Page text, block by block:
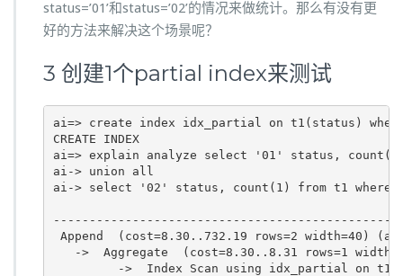
status=’01’和status=’02’的情况来做统计。那么有没有更
好的方法来解决这个场景呢？
3 创建1个partial index来测试
ai=> create index idx_partial on t1(status)
CREATE INDEX
ai=> explain analyze select '01' status,
ai-> union all
ai-> select '02' status, count(1) from t1 where
Append  (cost=8.30..732.19 rows=2 width=40)
->  Aggregate  (cost=8.30..8.31 rows=1
->  Index Scan using idx_partial on t1